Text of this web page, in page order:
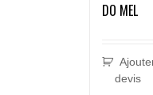
DO MEL
devis